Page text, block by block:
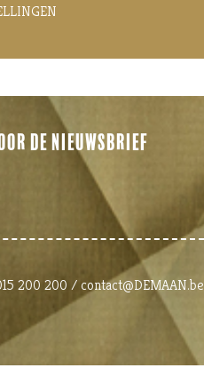
DE NIEUWSBRIEF
200 200 / contact@DEMAAN.be